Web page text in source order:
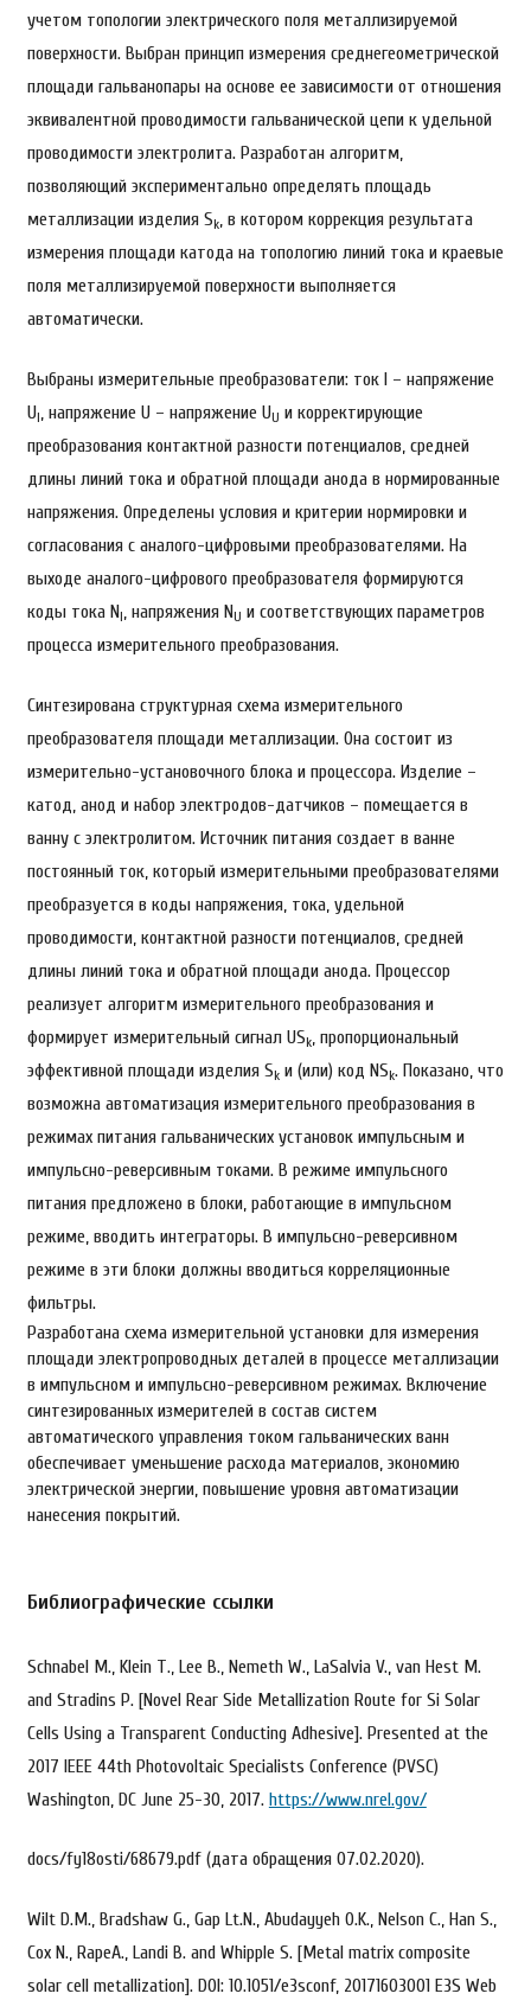
учетом топологии электрического поля металлизируемой
поверхности. Выбран принцип измерения среднегеометрической
площади гальванопары на основе ее зависимости от отношения
эквивалентной проводимости гальванической цепи к удельной
проводимости электролита. Разработан алгоритм,
позволяющий экспериментально определять площадь
металлизации изделия Sk, в котором коррекция результата
измерения площади катода на топологию линий тока и краевые
поля металлизируемой поверхности выполняется
автоматически.
Выбраны измерительные преобразователи: ток I – напряжение
UI, напряжение U – напряжение UU и корректирующие
преобразования контактной разности потенциалов, средней
длины линий тока и обратной площади анода в нормированные
напряжения. Определены условия и критерии нормировки и
согласования с аналого-цифровыми преобразователями. На
выходе аналого-цифрового преобразователя формируются
коды тока NI, напряжения NU и соответствующих параметров
процесса измерительного преобразования.
Синтезирована структурная схема измерительного
преобразователя площади металлизации. Она состоит из
измерительно-установочного блока и процессора. Изделие –
катод, анод и набор электродов-датчиков – помещается в
ванну с электролитом. Источник питания создает в ванне
постоянный ток, который измерительными преобразователями
преобразуется в коды напряжения, тока, удельной
проводимости, контактной разности потенциалов, средней
длины линий тока и обратной площади анода. Процессор
реализует алгоритм измерительного преобразования и
формирует измерительный сигнал USk, пропорциональный
эффективной площади изделия Skи (или) код NSk. Показано, что
возможна автоматизация измерительного преобразования в
режимах питания гальванических установок импульсным и
импульсно-реверсивным токами. В режиме импульсного
питания предложено в блоки, работающие в импульсном
режиме, вводить интеграторы. В импульсно-реверсивном
режиме в эти блоки должны вводиться корреляционные
фильтры.
Разработана схема измерительной установки для измерения
площади электропроводных деталей в процессе металлизации
в импульсном и импульсно-реверсивном режимах. Включение
синтезированных измерителей в состав систем
автоматического управления током гальванических ванн
обеспечивает уменьшение расхода материалов, экономию
электрической энергии, повышение уровня автоматизации
нанесения покрытий.
Библиографические ссылки
Schnabel М., Klein Т., Lee В., Nemeth W., LaSalvia V., van Hest М.
and Stradins Р. [Novel Rear Side Metallization Route for Si Solar
Cells Using a Transparent Conducting Adhesive]. Presented at the
2017 IEEE 44th Photovoltaic Specialists Conference (PVSC)
Washington, DC June 25-30, 2017. https://www.nrel.gov/
docs/fy18osti/68679.pdf (дата обращения 07.02.2020).
Wilt D.M., Bradshaw G., Gap Lt.N., Abudayyeh О.K., Nelson C., Han S.,
Cox N., RapeА., Landi В. and Whipple S. [Metal matrix composite
solar cell metallization]. DOI: 10.1051/e3sconf, 20171603001 E3S Web